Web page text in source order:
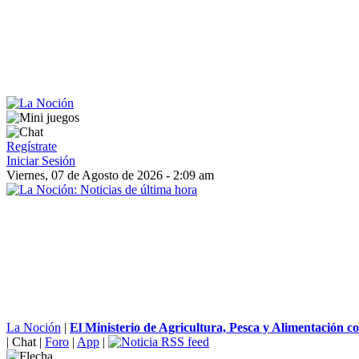
Regístrate
Iniciar Sesión
Viernes, 07 de Agosto de 2026 - 2:09 am
La Noción | El Ministerio de Agricultura, Pesca y Alimentación
| Chat | Foro | App |